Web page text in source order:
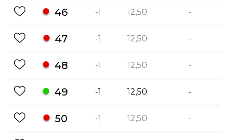
46 -1 12,50 -
47 -1 12,50 -
48 -1 12,50 -
49 -1 12,50 -
50 -1 12,50 -